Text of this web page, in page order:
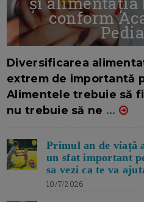
conform
Diversificarea
extrem de importantă
Alimentele trebuie să
nu trebuie să ne ...
Primul an de viață
un sfat important
sa vezi ca te va
10/7/2026